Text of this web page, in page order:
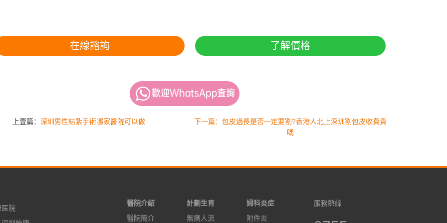
在線諮詢 了解價格
上壹篇：深圳男性結紮手術哪家醫院可以做
下一篇：包皮過長是否一定要割?香港人北上深圳割包皮收費貴
嗎
院
醫院介紹
醫院簡介
計劃生育
無痛人流
婦科炎症
附件炎
服務熱線